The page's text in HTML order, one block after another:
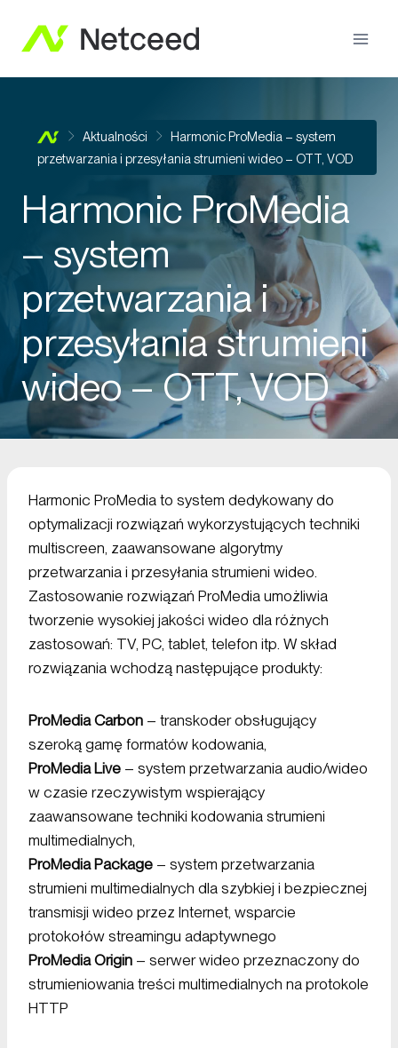
Aktualności
Harmonic ProMedia – system
przetwarzania i przesyłania strumieni wideo – OTT, VOD
Harmonic ProMedia
– system
przetwarzania i
przesyłania strumieni
wideo – OTT, VOD
Harmonic ProMedia to system dedykowany do
optymalizacji rozwiązań wykorzystujących techniki
multiscreen, zaawansowane algorytmy
przetwarzania i przesyłania strumieni wideo.
Zastosowanie rozwiązań ProMedia umożliwia
tworzenie wysokiej jakości wideo dla różnych
zastosowań: TV, PC, tablet, telefon itp. W skład
rozwiązania wchodzą następujące produkty:
ProMedia Carbon – transkoder obsługujący
szeroką gamę formatów kodowania,
ProMedia Live – system przetwarzania audio/wideo
w czasie rzeczywistym wspierający
zaawansowane techniki kodowania strumieni
multimedialnych,
ProMedia Package – system przetwarzania
strumieni multimedialnych dla szybkiej i bezpiecznej
transmisji wideo przez Internet, wsparcie
protokołów streamingu adaptywnego
ProMedia Origin – serwer wideo przeznaczony do
strumieniowania treści multimedialnych na protokole
HTTP